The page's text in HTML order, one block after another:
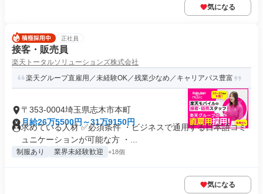
気になる
正社員
接客・販売員
楽天トータルソリューションズ株式会社
楽天グループ直雇用／未経験OK／残業少なめ／キャリアパス豊富
〒353-0004埼玉県志木市本町
月給26万5500円～31万9150円
求めている人材 ✅必須条件 ・ビジネスで通用する日本語コミ
ュニケーションが可能な方 ・...
制服あり 業界未経験歓迎 +18個
気になる